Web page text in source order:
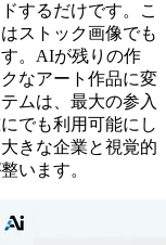
するだけです。こ
ストック画像でも
。AIが残りの作
なアート作品に変
ムは、最大の参入
でも利用可能にし
きな企業と視覚的
います。